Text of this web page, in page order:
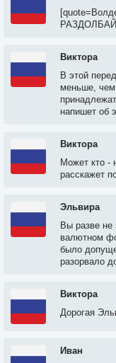
Виктора
В этой
меньше, чем
напишет об
Виктора
Может кто -
расскажет
Эльвира
Вы разве не
валютном
было
разорвало
Виктора
Дорогая
Иван